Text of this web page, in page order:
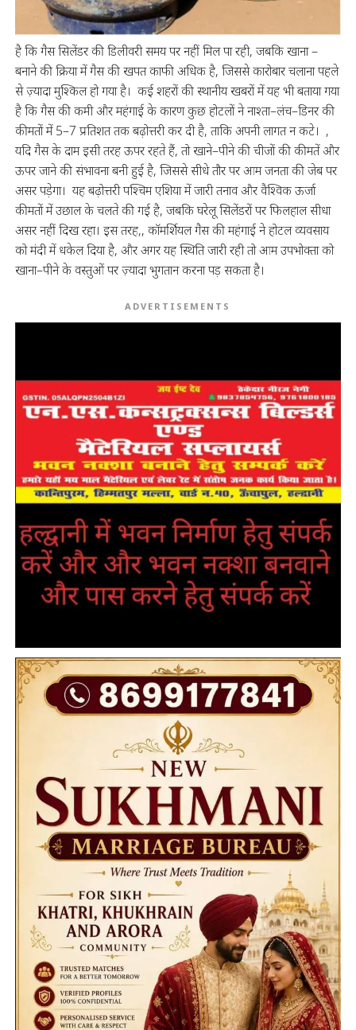
है कि गैस सिलेंडर की डिलीवरी समय पर नहीं मिल पा रही, जबकि खाना –
बनाने की क्रिया में गैस की खपत काफी अधिक है, जिससे कारोबार चलाना पहले
से ज़्यादा मुश्किल हो गया है। कई शहरों की स्थानीय खबरों में यह भी बताया गया
है कि गैस की कमी और महंगाई के कारण कुछ होटलों ने नाश्ता–लंच–डिनर की
कीमतों में 5–7 प्रतिशत तक बढ़ोत्तरी कर दी है, ताकि अपनी लागत न कटे। ,
यदि गैस के दाम इसी तरह ऊपर रहते हैं, तो खाने–पीने की चीजों की कीमतें और
ऊपर जाने की संभावना बनी हुई है, जिससे सीधे तौर पर आम जनता की जेब पर
असर पड़ेगा। यह बढ़ोत्तरी पश्चिम एशिया में जारी तनाव और वैश्विक ऊर्जा
कीमतों में उछाल के चलते की गई है, जबकि घरेलू सिलेंडरों पर फिलहाल सीधा
असर नहीं दिख रहा। इस तरह,, कॉमर्शियल गैस की महंगाई ने होटल व्यवसाय
को मंदी में धकेल दिया है, और अगर यह स्थिति जारी रही तो आम उपभोक्ता को
खाना–पीने के वस्तुओं पर ज़्यादा भुगतान करना पड़ सकता है।
ADVERTISEMENTS